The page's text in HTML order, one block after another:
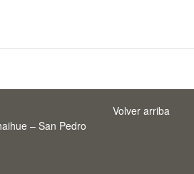
– San Pedro
Volver arriba